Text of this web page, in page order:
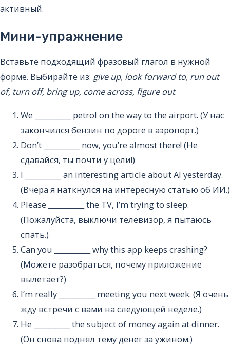
активный.
Мини-упражнение
Вставьте подходящий фразовый глагол в нужной
форме. Выбирайте из: give up, look forward to, run out
of, turn off, bring up, come across, figure out.
We __________ petrol on the way to the airport. (У нас
закончился бензин по дороге в аэропорт.)
Don’t __________ now, you’re almost there! (Не
сдавайся, ты почти у цели!)
I __________ an interesting article about AI yesterday.
(Вчера я наткнулся на интересную статью об ИИ.)
Please __________ the TV, I’m trying to sleep.
(Пожалуйста, выключи телевизор, я пытаюсь
спать.)
Can you __________ why this app keeps crashing?
(Можете разобраться, почему приложение
вылетает?)
I’m really __________ meeting you next week. (Я очень
жду встречи с вами на следующей неделе.)
He __________ the subject of money again at dinner.
(Он снова поднял тему денег за ужином.)